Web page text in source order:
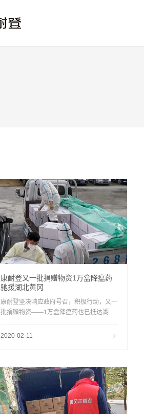
康耐登又一批捐赠物资1万盒降瘟药
驰援湖北黄冈
康耐登坚决响应政府号召，积极行动，又一
批捐赠物资——1万盒降瘟药也已抵达湖北
2020-02-11